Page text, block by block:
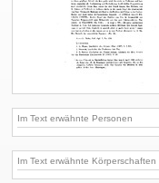
Im Text erwähnte Personen
Im Text erwähnte Körperschaften